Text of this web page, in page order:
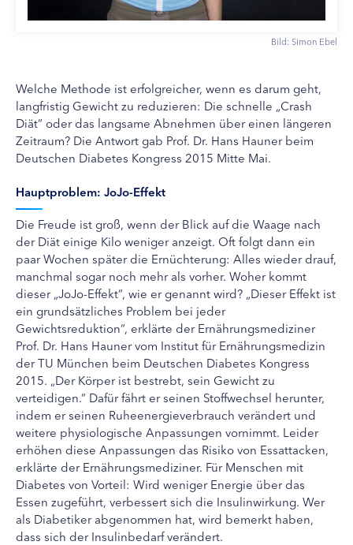
Bild: Simon Ebel
Welche Methode ist erfolgreicher, wenn es darum geht,
langfristig Gewicht zu reduzieren: Die schnelle „Crash
Diät“ oder das langsame Abnehmen über einen längeren
Zeitraum? Die Antwort gab Prof. Dr. Hans Hauner beim
Deutschen Diabetes Kongress 2015 Mitte Mai.
Hauptproblem: JoJo-Effekt
Die Freude ist groß, wenn der Blick auf die Waage nach
der Diät einige Kilo weniger anzeigt. Oft folgt dann ein
paar Wochen später die Ernüchterung: Alles wieder drauf,
manchmal sogar noch mehr als vorher. Woher kommt
dieser „JoJo-Effekt“, wie er genannt wird? „Dieser Effekt ist
ein grundsätzliches Problem bei jeder
Gewichtsreduktion“, erklärte der Ernährungsmediziner
Prof. Dr. Hans Hauner vom Institut für Ernährungsmedizin
der TU München beim Deutschen Diabetes Kongress
2015. „Der Körper ist bestrebt, sein Gewicht zu
verteidigen.“ Dafür fährt er seinen Stoffwechsel herunter,
indem er seinen Ruheenergieverbrauch verändert und
weitere physiologische Anpassungen vornimmt. Leider
erhöhen diese Anpassungen das Risiko von Essattacken,
erklärte der Ernährungsmediziner. Für Menschen mit
Diabetes von Vorteil: Wird weniger Energie über das
Essen zugeführt, verbessert sich die Insulinwirkung. Wer
als Diabetiker abgenommen hat, wird bemerkt haben,
dass sich der Insulinbedarf verändert.